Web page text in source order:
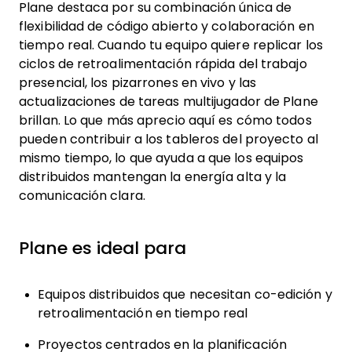
Plane destaca por su combinación única de
flexibilidad de código abierto y colaboración en
tiempo real. Cuando tu equipo quiere replicar los
ciclos de retroalimentación rápida del trabajo
presencial, los pizarrones en vivo y las
actualizaciones de tareas multijugador de Plane
brillan. Lo que más aprecio aquí es cómo todos
pueden contribuir a los tableros del proyecto al
mismo tiempo, lo que ayuda a que los equipos
distribuidos mantengan la energía alta y la
comunicación clara.
Plane es ideal para
Equipos distribuidos que necesitan co-edición y
retroalimentación en tiempo real
Proyectos centrados en la planificación